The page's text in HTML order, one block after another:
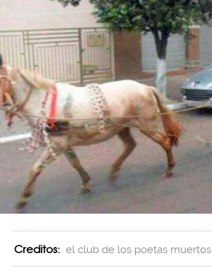
Creditos: el club de los poetas muertos